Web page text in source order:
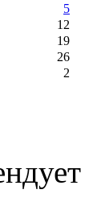
5
12
19
26
2